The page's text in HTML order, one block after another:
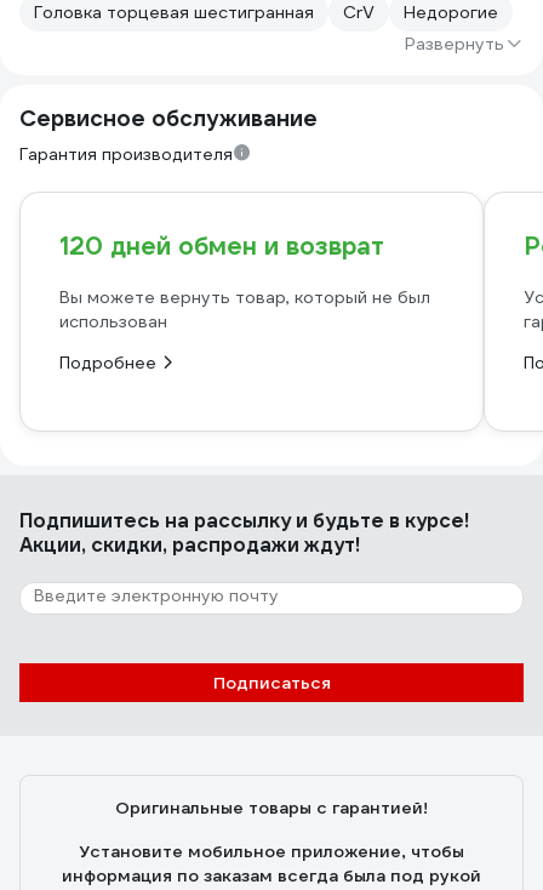
Головка торцевая шестигранная CrV
Недорогие
Развернуть
Сервисное обслуживание
Гарантия производителя
120 дней обмен и возврат
Вы можете вернуть товар, который не был
использован
Подробнее
Подпишитесь на рассылкуи будьте в курсе!
Акции, скидки, распродажи ждут!
Подписаться
Оригинальные товары с гарантией!
Установите мобильное приложение, чтобы
информация по заказам всегда была под рукой